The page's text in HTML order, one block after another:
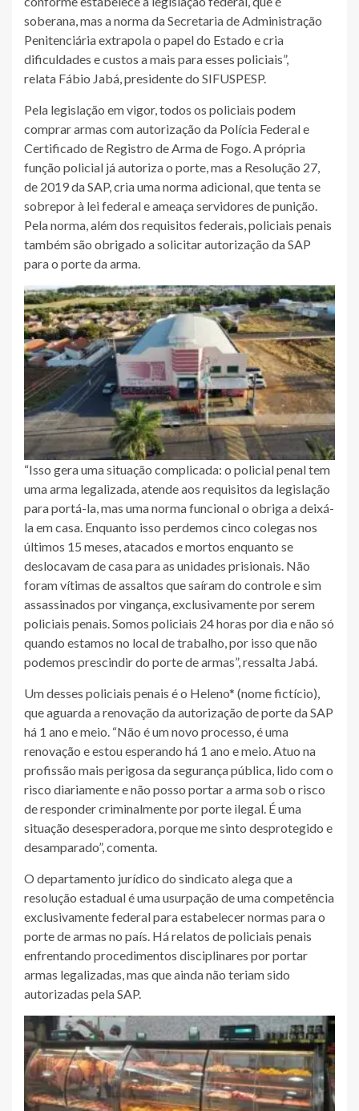
soberana, mas a norma da Secretaria de Administração
Penitenciária extrapola o papel do Estado e cria
dificuldades e custos a mais para esses policiais”,
relata Fábio Jabá, presidente do SIFUSPESP.
Pela legislação em vigor, todos os policiais podem
comprar armas com autorização da Polícia Federal e
Certificado de Registro de Arma de Fogo. A própria
função policial já autoriza o porte, mas a Resolução 27,
de 2019 da SAP, cria uma norma adicional, que tenta se
sobrepor à lei federal e ameaça servidores de punição.
Pela norma, além dos requisitos federais, policiais penais
também são obrigado a solicitar autorização da SAP
para o porte da arma.
“Isso gera uma situação complicada: o policial penal tem
uma arma legalizada, atende aos requisitos da legislação
para portá-la, mas uma norma funcional o obriga a deixá-
la em casa. Enquanto isso perdemos cinco colegas nos
últimos 15 meses, atacados e mortos enquanto se
deslocavam de casa para as unidades prisionais. Não
foram vítimas de assaltos que saíram do controle e sim
assassinados por vingança, exclusivamente por serem
policiais penais. Somos policiais 24 horas por dia e não só
quando estamos no local de trabalho, por isso que não
podemos prescindir do porte de armas”, ressalta Jabá.
Um desses policiais penais é o Heleno* (nome fictício),
que aguarda a renovação da autorização de porte da SAP
há 1 ano e meio. “Não é um novo processo, é uma
renovação e estou esperando há 1 ano e meio. Atuo na
profissão mais perigosa da segurança pública, lido com o
risco diariamente e não posso portar a arma sob o risco
de responder criminalmente por porte ilegal. É uma
situação desesperadora, porque me sinto desprotegido e
desamparado”, comenta.
O departamento jurídico do sindicato alega que a
resolução estadual é uma usurpação de uma competência
exclusivamente federal para estabelecer normas para o
porte de armas no país. Há relatos de policiais penais
enfrentando procedimentos disciplinares por portar
armas legalizadas, mas que ainda não teriam sido
autorizadas pela SAP.